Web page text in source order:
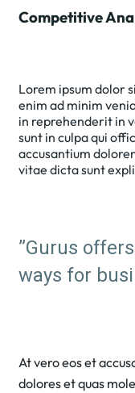
Competitive
Lorem ipsum dolor
enim ad minim
in reprehenderit in
sunt in culpa qui
accusantium
vitae dicta sunt
”Gurus
ways for
At vero eos et
dolores et quas